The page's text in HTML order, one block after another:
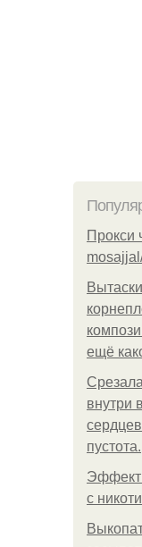
Прокси
ещё
внутри
пустота.
с